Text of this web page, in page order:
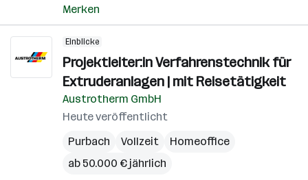
Merken
Einblicke
Projektleiter:in Verfahrenstechnik für
Extruderanlagen | mit Reisetätigkeit
Austrotherm GmbH
Heute veröffentlicht
Purbach
Vollzeit
Homeoffice
ab 50.000 € jährlich